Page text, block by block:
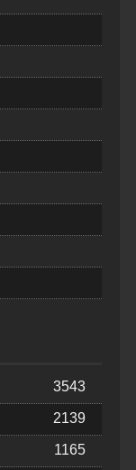
3543
2139
1165